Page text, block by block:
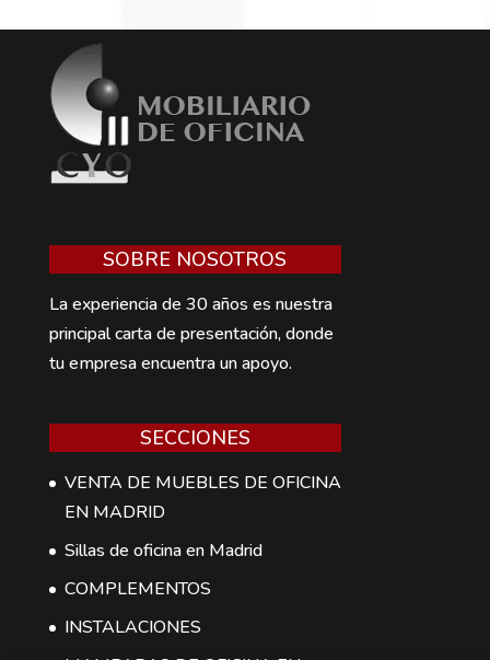
SOBRE NOSOTROS
La experiencia de 30 años es nuestra
principal carta de presentación, donde
tu empresa encuentra un apoyo.
SECCIONES
VENTA DE MUEBLES DE OFICINA
EN MADRID
Sillas de oficina en Madrid
COMPLEMENTOS
INSTALACIONES